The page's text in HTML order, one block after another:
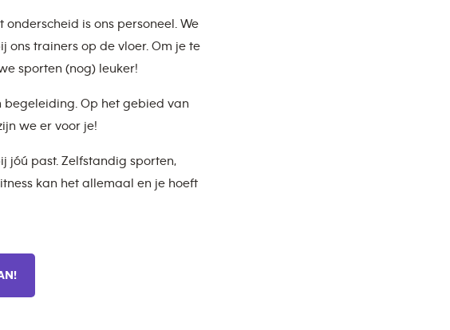
is ons personeel. We
trainers op de vloer. Om je te
sporten (nog) leuker!
Op het gebied van
we er voor je!
jóú past. Zelfstandig sporten,
kan het allemaal en je hoeft